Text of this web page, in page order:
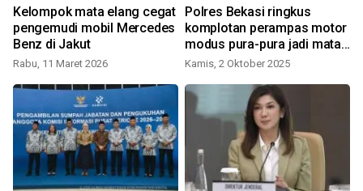
Kelompok mata elang cegat
pengemudi mobil Mercedes
Benz di Jakut
Rabu, 11 Maret 2026
Polres Bekasi ringkus
komplotan perampas motor
modus pura-pura jadi mata
elang
Kamis, 2 Oktober 2025